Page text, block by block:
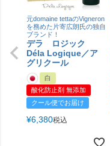
元domaine tettaのVigneron
を務めた片寄広朗氏の独自
ブランド！
デラ ロジック
Déla Logique／ア
グリクール
白
酸化防止剤 無添加
クール便でお届け
¥6,380税込